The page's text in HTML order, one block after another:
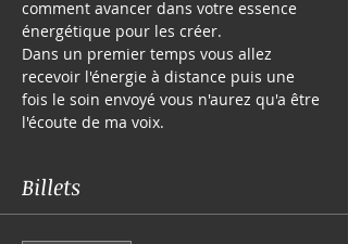
comment avancer dans votre essence
Dans un premier temps vous allez
recevoir l'énergie à distance puis une
fois le soin envoyé vous n'aurez qu'a être
l'écoute de ma voix.
Billets